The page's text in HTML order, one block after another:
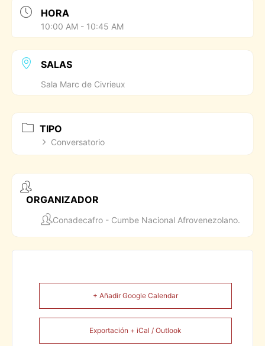
HORA
10:00 AM - 10:45 AM
SALAS
Sala Marc de Civrieux
TIPO
Conversatorio
ORGANIZADOR
Conadecafro - Cumbe Nacional Afrovenezolano.
+ Añadir Google Calendar
Exportación + iCal / Outlook